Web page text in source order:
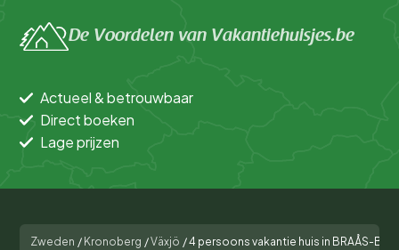
De Voordelen van Vakantiehuisjes.be
Actueel & betrouwbaar
Direct boeken
Lage prijzen
Zweden / Kronoberg /Växjö /4 persoons vakantie huis in BRAÅS-By